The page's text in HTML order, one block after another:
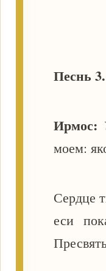
Песнь 3.
Ирмос:
моем:
Сердце
еси